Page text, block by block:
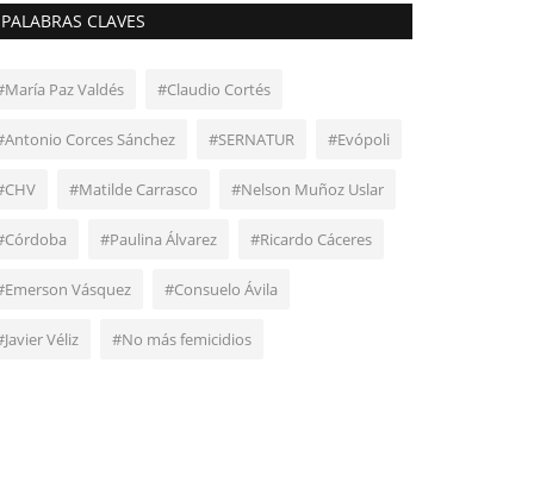
PALABRAS CLAVES
Paz Valdés #Claudio Cortés
Corces Sánchez #SERNATUR #Evópoli
#Matilde Carrasco #Nelson Muñoz Uslar
#Paulina Álvarez #Ricardo Cáceres
Vásquez #Consuelo Ávila
Véliz #No más femicidios